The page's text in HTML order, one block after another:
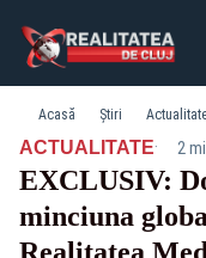
Acasă Știri
ACTUALITATE· 2
EXCLUSIV:
minciuna